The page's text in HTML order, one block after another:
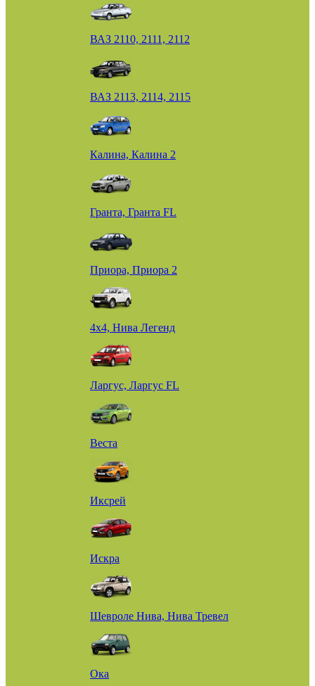
ВАЗ 2110, 2111, 2112
ВАЗ 2113, 2114, 2115
Калина, Калина 2
Гранта, Гранта FL
Приора, Приора 2
4х4, Нива Легенд
Ларгус, Ларгус FL
Веста
Иксрей
Искра
Шевроле Нива, Нива Тревел
Ока